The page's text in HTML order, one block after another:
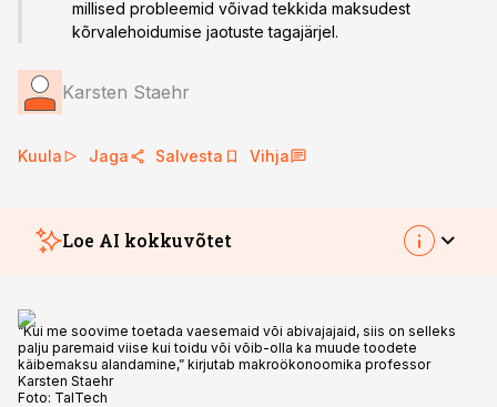
millised probleemid võivad tekkida maksudest
kõrvalehoidumise jaotuste tagajärjel.
Karsten Staehr
Kuula Jaga Salvesta Vihja
Loe AI kokkuvõtet
“Kui me soovime toetada vaesemaid või abivajajaid, siis on selleks
palju paremaid viise kui toidu või võib-olla ka muude toodete
käibemaksu alandamine,” kirjutab makroökonoomika professor
Karsten Staehr
Foto: TalTech